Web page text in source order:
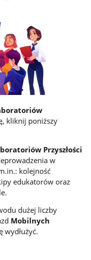
kliknij poniższy
Przyszłości
w
kolejność
edukatorów oraz
dużej liczby
Mobilnych
wydłużyć.